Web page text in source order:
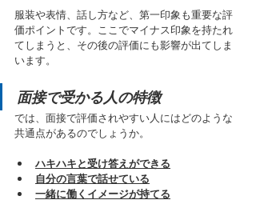
服装や表情、話し方など、第一印象も重要な評
価ポイントです。ここでマイナス印象を持たれ
てしまうと、その後の評価にも影響が出てしま
います。
面接で受かる人の特徴
では、面接で評価されやすい人にはどのような
共通点があるのでしょうか。
ハキハキと受け答えができる
自分の言葉で話せている
一緒に働くイメージが持てる